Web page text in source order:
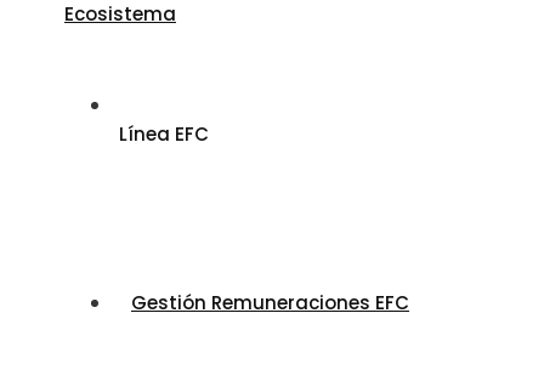
Ecosistema
Línea EFC
Gestión Remuneraciones EFC